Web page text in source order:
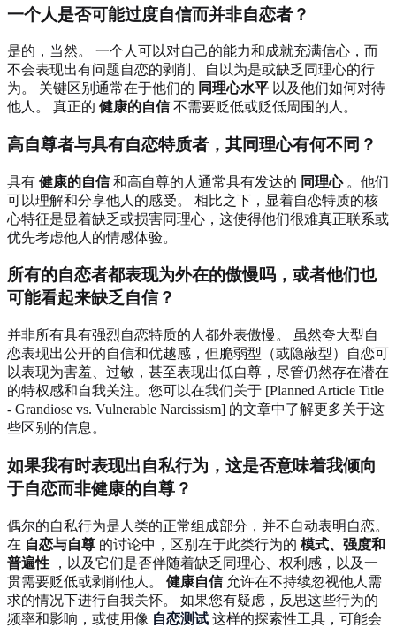
一个人是否可能过度自信而并非自恋者？
是的，当然。 一个人可以对自己的能力和成就充满信心，而
不会表现出有问题自恋的剥削、自以为是或缺乏同理心的行
为。 关键区别通常在于他们的 同理心水平 以及他们如何对待
他人。 真正的 健康的自信不需要贬低或贬低周围的人。
高自尊者与具有自恋特质者，其同理心有何不同？
具有 健康的自信和高自尊的人通常具有发达的 同理心。他们
可以理解和分享他人的感受。 相比之下，显着自恋特质的核
心特征是显着缺乏或损害同理心，这使得他们很难真正联系或
优先考虑他人的情感体验。
所有的自恋者都表现为外在的傲慢吗，或者他们也
可能看起来缺乏自信？
并非所有具有强烈自恋特质的人都外表傲慢。 虽然夸大型自
恋表现出公开的自信和优越感，但脆弱型（或隐蔽型）自恋可
以表现为害羞、过敏，甚至表现出低自尊，尽管仍然存在潜在
的特权感和自我关注。您可以在我们关于 [Planned Article Title
- Grandiose vs. Vulnerable Narcissism] 的文章中了解更多关于这
些区别的信息。
如果我有时表现出自私行为，这是否意味着我倾向
于自恋而非健康的自尊？
偶尔的自私行为是人类的正常组成部分，并不自动表明自恋。
在 自恋与自尊 的讨论中，区别在于此类行为的 模式、强度和
普遍性 ，以及它们是否伴随着缺乏同理心、权利感，以及一
贯需要贬低或剥削他人。 健康自信允许在不持续忽视他人需
求的情况下进行自我关怀。 如果您有疑虑，反思这些行为的
频率和影响，或使用像 自恋测试 这样的探索性工具，可能会